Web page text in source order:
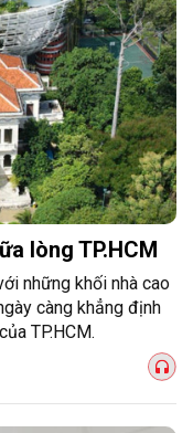
lòng TP.HCM
những khối nhà cao
càng khẳng định
TP.HCM.